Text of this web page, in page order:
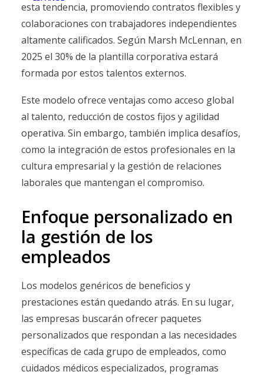
esta tendencia, promoviendo contratos flexibles y
colaboraciones con trabajadores independientes
altamente calificados. Según Marsh McLennan, en
2025 el 30% de la plantilla corporativa estará
formada por estos talentos externos.
Este modelo ofrece ventajas como acceso global
al talento, reducción de costos fijos y agilidad
operativa. Sin embargo, también implica desafíos,
como la integración de estos profesionales en la
cultura empresarial y la gestión de relaciones
laborales que mantengan el compromiso.
Enfoque personalizado en
la gestión de los
empleados
Los modelos genéricos de beneficios y
prestaciones están quedando atrás. En su lugar,
las empresas buscarán ofrecer paquetes
personalizados que respondan a las necesidades
específicas de cada grupo de empleados, como
cuidados médicos especializados, programas